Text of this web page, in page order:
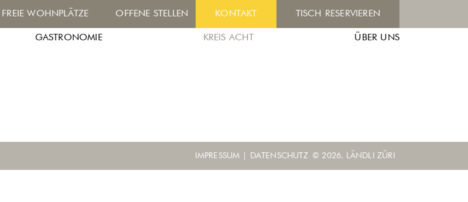
FREIE WOHNPLÄTZE OFFENE STELLEN KONTAKT TISCH RESERVIEREN
GASTRONOMIE KREIS ACHT ÜBER UNS
IMPRESSUM DATENSCHUTZ © 2026. LÄNDLI ZÜRI